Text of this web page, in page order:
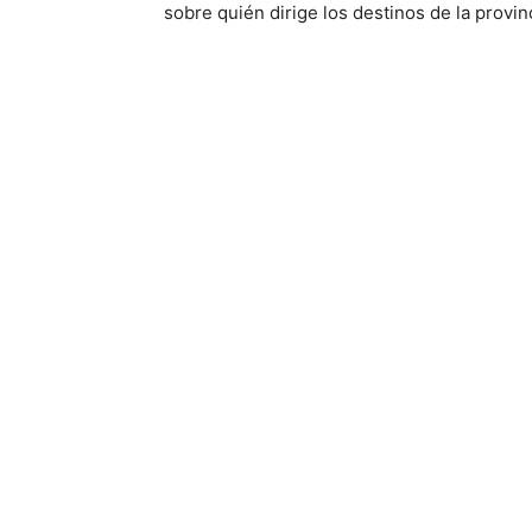
sobre quién dirige los destinos de la